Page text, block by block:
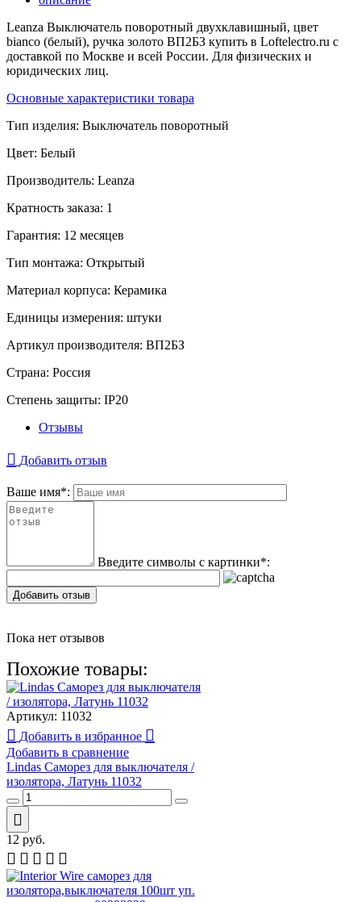
Leanza Выключатель поворотный двухклавишный, цвет
bianco (белый), ручка золото ВП2БЗ купить в Loftelectro.ru c
доставкой по Москве и всей России. Для физических и
юридических лиц.
Основные характеристики товара
Тип изделия: Выключатель поворотный
Цвет: Белый
Производитель: Leanza
Кратность заказа: 1
Гарантия: 12 месяцев
Тип монтажа: Открытый
Материал корпуса: Керамика
Единицы измерения: штуки
Артикул производителя: ВП2БЗ
Страна: Россия
Степень защиты: IP20
Отзывы
Добавить отзыв
Ваше имя*:
Введите символы с картинки*:
Добавить отзыв
Пока нет отзывов
Похожие товары:
Артикул: 11032
Добавить в избранное
Добавить в сравнение
Lindas Саморез для выключателя /
изолятора, Латунь 11032
12 руб.